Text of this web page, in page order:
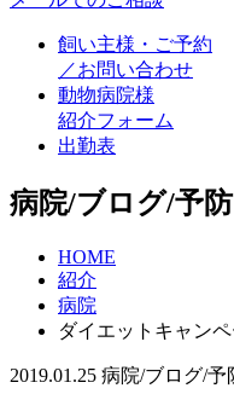
飼い主様・ご予約
／お問い合わせ
動物病院様
紹介フォーム
出勤表
病院/ブログ/予防
HOME
紹介
病院
ダイエットキャン
2019.01.25 病院/ブログ/予